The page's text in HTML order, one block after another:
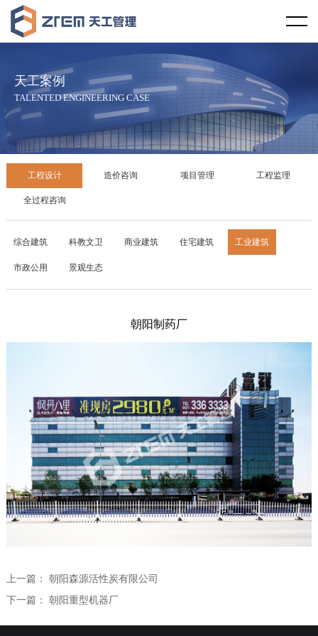
天工案例
TALENTED ENGINEERING CASE
工程设计 造价咨询 项目管理 工程监理
全过程咨询
综合建筑 科教文卫 商业建筑 住宅建筑 工业建筑
市政公用 景观生态
朝阳制药厂
上一篇： 朝阳森源活性炭有限公司
下一篇： 朝阳重型机器厂
天工视野
企业概况
企业资质
合作伙伴
天工文化
企业宗旨
廉政教育
天工资讯
技术规范
造价咨询
全过程咨询
学术交流
学术论文
专利课题
专业技术委员会
人力资源
人才理念
员工培训
社会招聘
联系我们